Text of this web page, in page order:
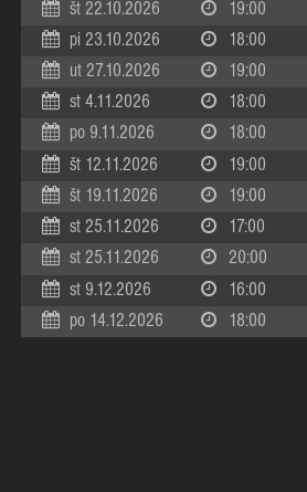
št 22.10.2026 19:00
pi 23.10.2026 18:00
ut 27.10.2026 19:00
st 4.11.2026 18:00
po 9.11.2026 18:00
št 12.11.2026 19:00
št 19.11.2026 19:00
st 25.11.2026 17:00
st 25.11.2026 20:00
st 9.12.2026 16:00
po 14.12.2026 18:00